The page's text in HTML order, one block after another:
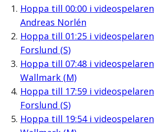
Hoppa till 00:00i videospelaren
Andreas Norlén
Hoppa till 01:25i videospelaren
Forslund (S)
Hoppa till 07:48i videospelaren
Wallmark (M)
Hoppa till 17:59i videospelaren
Forslund (S)
Hoppa till 19:54i videospelaren